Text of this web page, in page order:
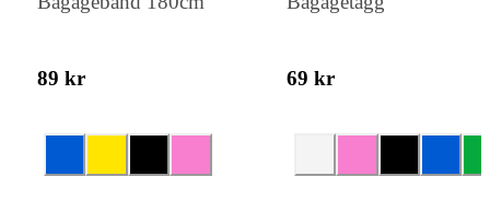
89 kr 69 kr